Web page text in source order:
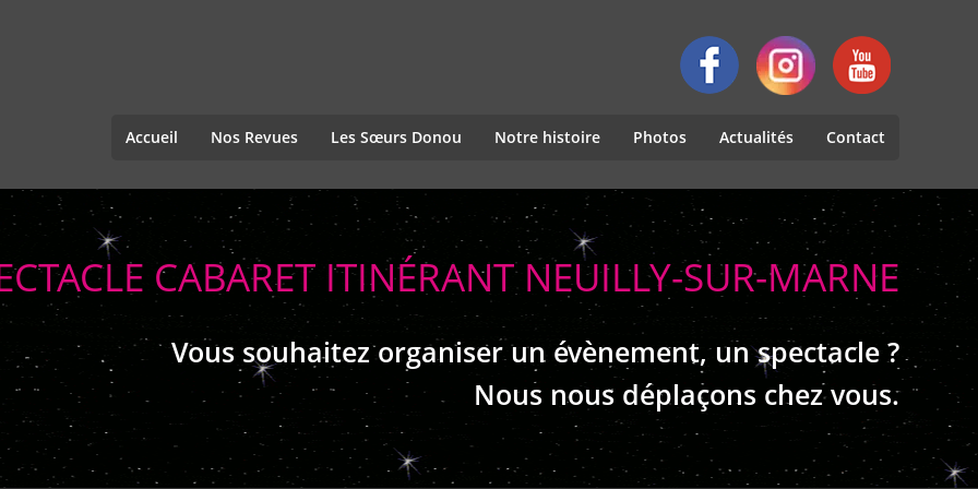
Accueil Nos Revues Les Sœurs Donou Notre histoire Photos Actualités Contact
CABARET ITINÉRANT NEUILLY-SUR-MARNE
Vous souhaitez organiser un évènement, un spectacle ?
Nous nous déplaçons chez vous.